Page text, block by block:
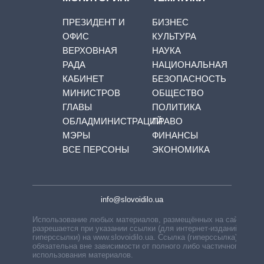
ПРЕЗИДЕНТ И
ОФИС
ВЕРХОВНАЯ
РАДА
КАБИНЕТ
МИНИСТРОВ
ГЛАВЫ
ОБЛАДМИНИСТРАЦИЙ
МЭРЫ
ВСЕ ПЕРСОНЫ
БИЗНЕС
КУЛЬТУРА
НАУКА
НАЦИОНАЛЬНАЯ
БЕЗОПАСНОСТЬ
ОБЩЕСТВО
ПОЛИТИКА
ПРАВО
ФИНАНСЫ
ЭКОНОМИКА
info@slovoidilo.ua
Использование любых материалов, размещённых на сайте,
разрешается при указании ссылки (для интернет-изданий —
гиперссылки) на www.slovoidilo.ua. Ссылка (гиперссылка)
обязательна вне зависимости от полного либо частичного
использования материалов.